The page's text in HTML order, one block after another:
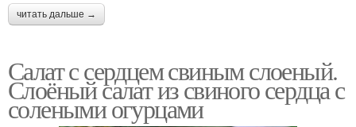
Салаты из сердца
читать дальше →
Салат с сердцем свиным слоеный.
Слоёный салат из свиного сердца с
солеными огурцами